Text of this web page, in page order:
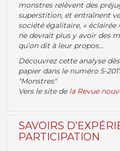
monstres relèvent des
superstition, et entraînent
société égalitaire, «
ne devrait plus y avoir des
qu’on dit à leur propos...
Découvrez cette analyse
papier dans le numéro 5-
"Monstres"
Vers le site de la Revue
SAVOIRS
PARTICIPATION